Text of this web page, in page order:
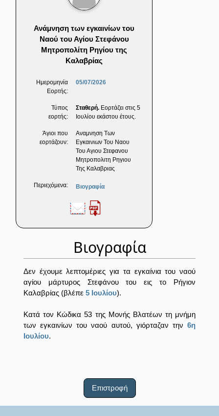
Ανάμνηση των εγκαινίων του
Ναού του Αγίου Στεφάνου
Μητροπολίτη Ρηγίου της
Καλαβρίας
Ημερομηνία
Εορτής:
05/07/2026
Τύπος
εορτής:
Σταθερή. Εορτάζει στις 5
Ιουλίου εκάστου έτους.
Άγιοι που
εορτάζουν:
Αναμνηση Των
Εγκαινιων Του Ναου
Του Αγιου Στεφανου
Μητροπολιτη Ρηγιου
Της Καλαβριας
Περιεχόμενα: Βιογραφία
Βιογραφία
Δεν έχουμε λεπτομέριες για τα εγκαίνια του ναού
αγίου μάρτυρος Στεφάνου του εις το Ρήγιον
Καλαβρίας (βλέπε 5 Ιουλίου).
Κατά τον Κώδικα 53 της Μονής Βλατέων τη μνήμη
των εγκαινίων του ναού αυτού, γιόρταζαν την 6η
Ιουλίου.
Επιστροφή